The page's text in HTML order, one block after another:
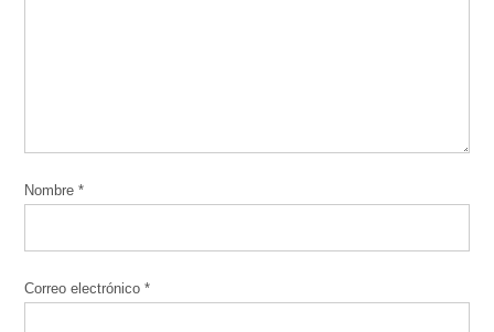
Nombre*
Correo electrónico*